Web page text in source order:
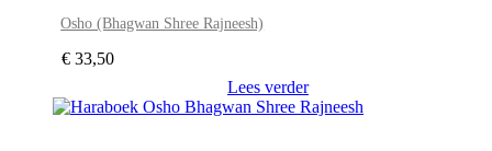
Osho (Bhagwan Shree Rajneesh)
€ 33,50
Lees verder